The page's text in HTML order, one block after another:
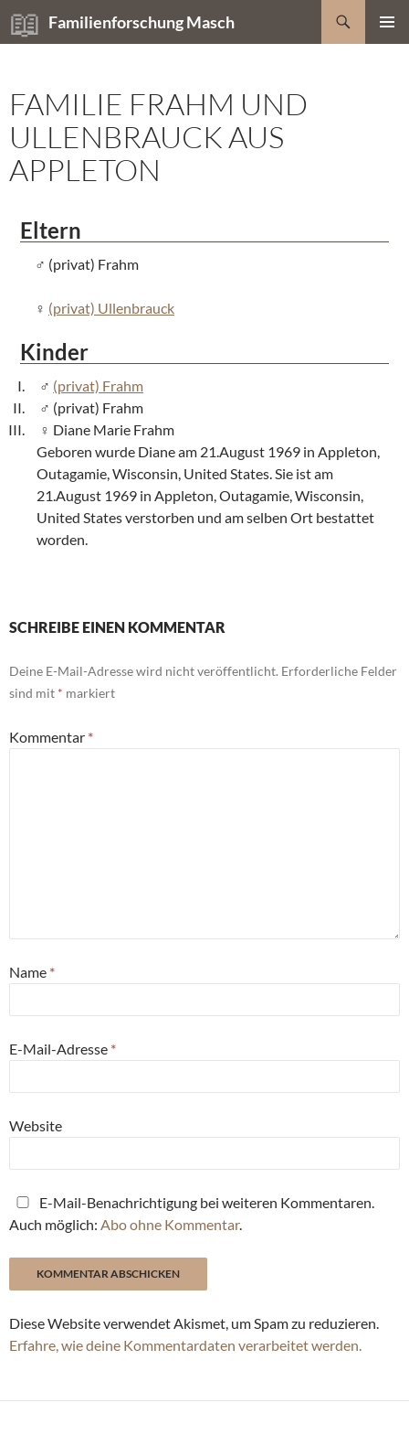
Zum
Inhalt
Familienforschung Masch
Suchen
FAMILIE FRAHM UND
ULLENBRAUCK AUS
APPLETON
Eltern
(privat) Frahm
(privat) Ullenbrauck
Kinder
(privat) Frahm
(privat) Frahm
Diane Marie Frahm
Geboren wurde Diane am 21.August 1969 in Appleton,
Outagamie, Wisconsin, United States. Sie ist am
21.August 1969 in Appleton, Outagamie, Wisconsin,
United States verstorben und am selben Ort bestattet
worden.
SCHREIBE EINEN KOMMENTAR
Deine E-Mail-Adresse wird nicht veröffentlicht. Erforderliche Felder
sind mit * markiert
Kommentar *
Name *
E-Mail-Adresse *
Website
E-Mail-Benachrichtigung bei weiteren Kommentaren.
Auch möglich: Abo ohne Kommentar.
Diese Website verwendet Akismet, um Spam zu reduzieren.
Erfahre, wie deine Kommentardaten verarbeitet werden.